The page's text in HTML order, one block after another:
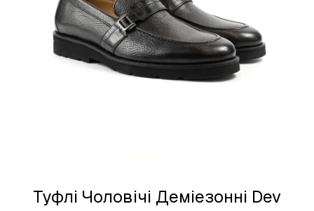
Туфлі Чоловічі Деміезонні Dev